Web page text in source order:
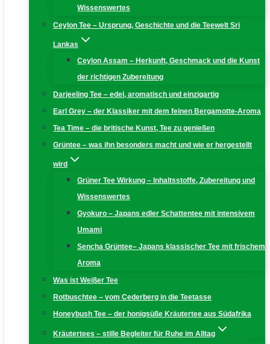
Wissenswertes
Ceylon Tee – Ursprung, Geschichte und die Teewelt Sri
Lankas
Ceylon Assam – Herkunft, Geschmack und die Kunst
der richtigen Zubereitung
Darjeeling Tee – edel, aromatisch und einzigartig
Earl Grey – der Klassiker mit dem feinen Bergamotte-Aroma
Tea Time – die britische Kunst, Tee zu genießen
Grüntee – was ihn besonders macht und wie er hergestellt
wird
Grüner Tee Wirkung – Inhaltsstoffe, Zubereitung und
Wissenswertes
Gyokuro – Japans edler Schattentee mit intensivem
Umami
Sencha Grüntee– Japans klassischer Tee mit frischem
Aroma
Was ist Weißer Tee
Rotbuschtee – vom Cederberg in die Teetasse
Honeybush Tee – der honigsüße Kräutertee aus Südafrika
Kräutertees – stille Begleiter für Ruhe im Alltag